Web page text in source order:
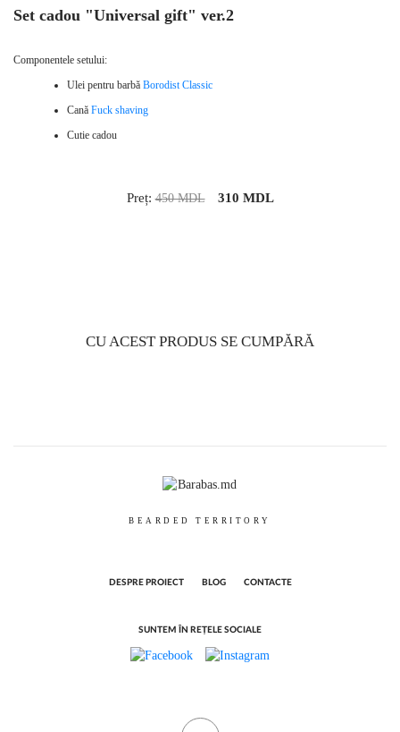
Set cadou "Universal gift" ver.2
Componentele setului:
Ulei pentru barbă Borodist Classic
Cană Fuck shaving
Cutie cadou
Preț: 450 MDL 310 MDL
CU ACEST PRODUS SE CUMPĂRĂ
BEARDED TERRITORY
DESPRE PROIECT BLOG CONTACTE
SUNTEM ÎN REȚELE SOCIALE